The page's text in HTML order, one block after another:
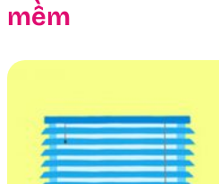
mềm